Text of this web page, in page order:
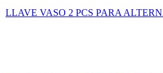
LLAVE VASO 2 PCS PARA